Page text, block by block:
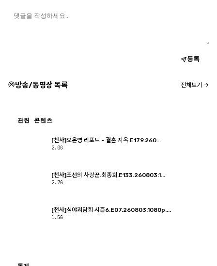
등록
방송/동영상 목록 전체보기
관련 콘텐츠
[천사]오은영 리포트 - 결혼 지옥.E179.260...
2.0G
[천사]조선의 사랑꾼.최종회.E133.260803.1...
2.7G
[천사]심야괴담회 시즌6.E07.260803.1080p....
1.5G